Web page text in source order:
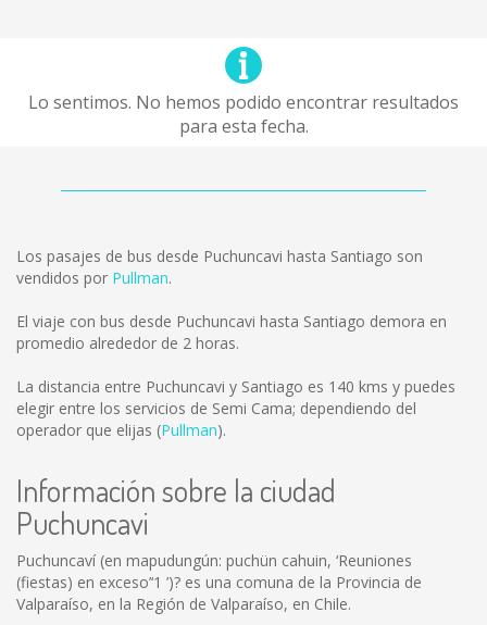
Lo sentimos. No hemos podido encontrar resultados
para esta fecha.
Los pasajes de bus desde Puchuncavi hasta Santiago son
vendidos por Pullman.
El viaje con bus desde Puchuncavi hasta Santiago demora en
promedio alrededor de 2 horas.
La distancia entre Puchuncavi y Santiago es 140 kms y puedes
elegir entre los servicios de Semi Cama; dependiendo del
operador que elijas (Pullman).
Información sobre la ciudad
Puchuncavi
Puchuncaví (en mapudungún: puchün cahuin, ‘Reuniones
(fiestas) en exceso’‘1 ’)? es una comuna de la Provincia de
Valparaíso, en la Región de Valparaíso, en Chile.